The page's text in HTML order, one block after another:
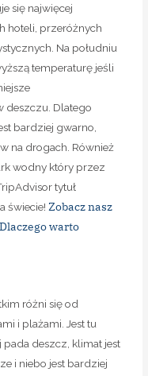
się najwięcej
hoteli, przeróżnych
Na południu
temperaturę jeśli
deszczu. Dlatego
bardziej gwarno,
na drogach. Również
wodny który przez
tytuł
świecie! Zobacz nasz
warto
różni się od
i plażami. Jest tu
deszcz, klimat jest
i niebo jest bardziej